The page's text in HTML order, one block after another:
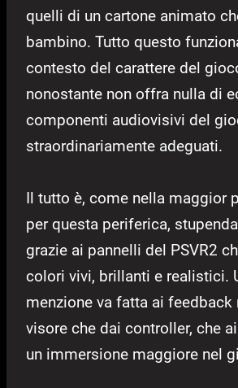
quelli di un cartone animato
bambino. Tutto questo
contesto del carattere del
nonostante non offra nulla di
componenti audiovisivi del
straordinariamente adeguati.
Il tutto è, come nella maggior
per questa periferica,
grazie ai pannelli del PSVR2
colori vivi, brillanti e realistici.
menzione va fatta ai feedback
visore che dai controller, che
un immersione maggiore nel